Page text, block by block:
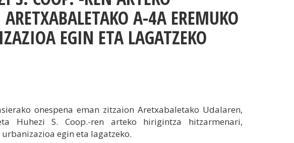
A-4A EREMUKO
EGIN ETA LAGATZEKO
onespena eman zitzaion Aretxabaletako Udalaren,
Huhezi S. Coop.-ren arteko hirigintza hitzarmenari,
egin eta lagatzeko.